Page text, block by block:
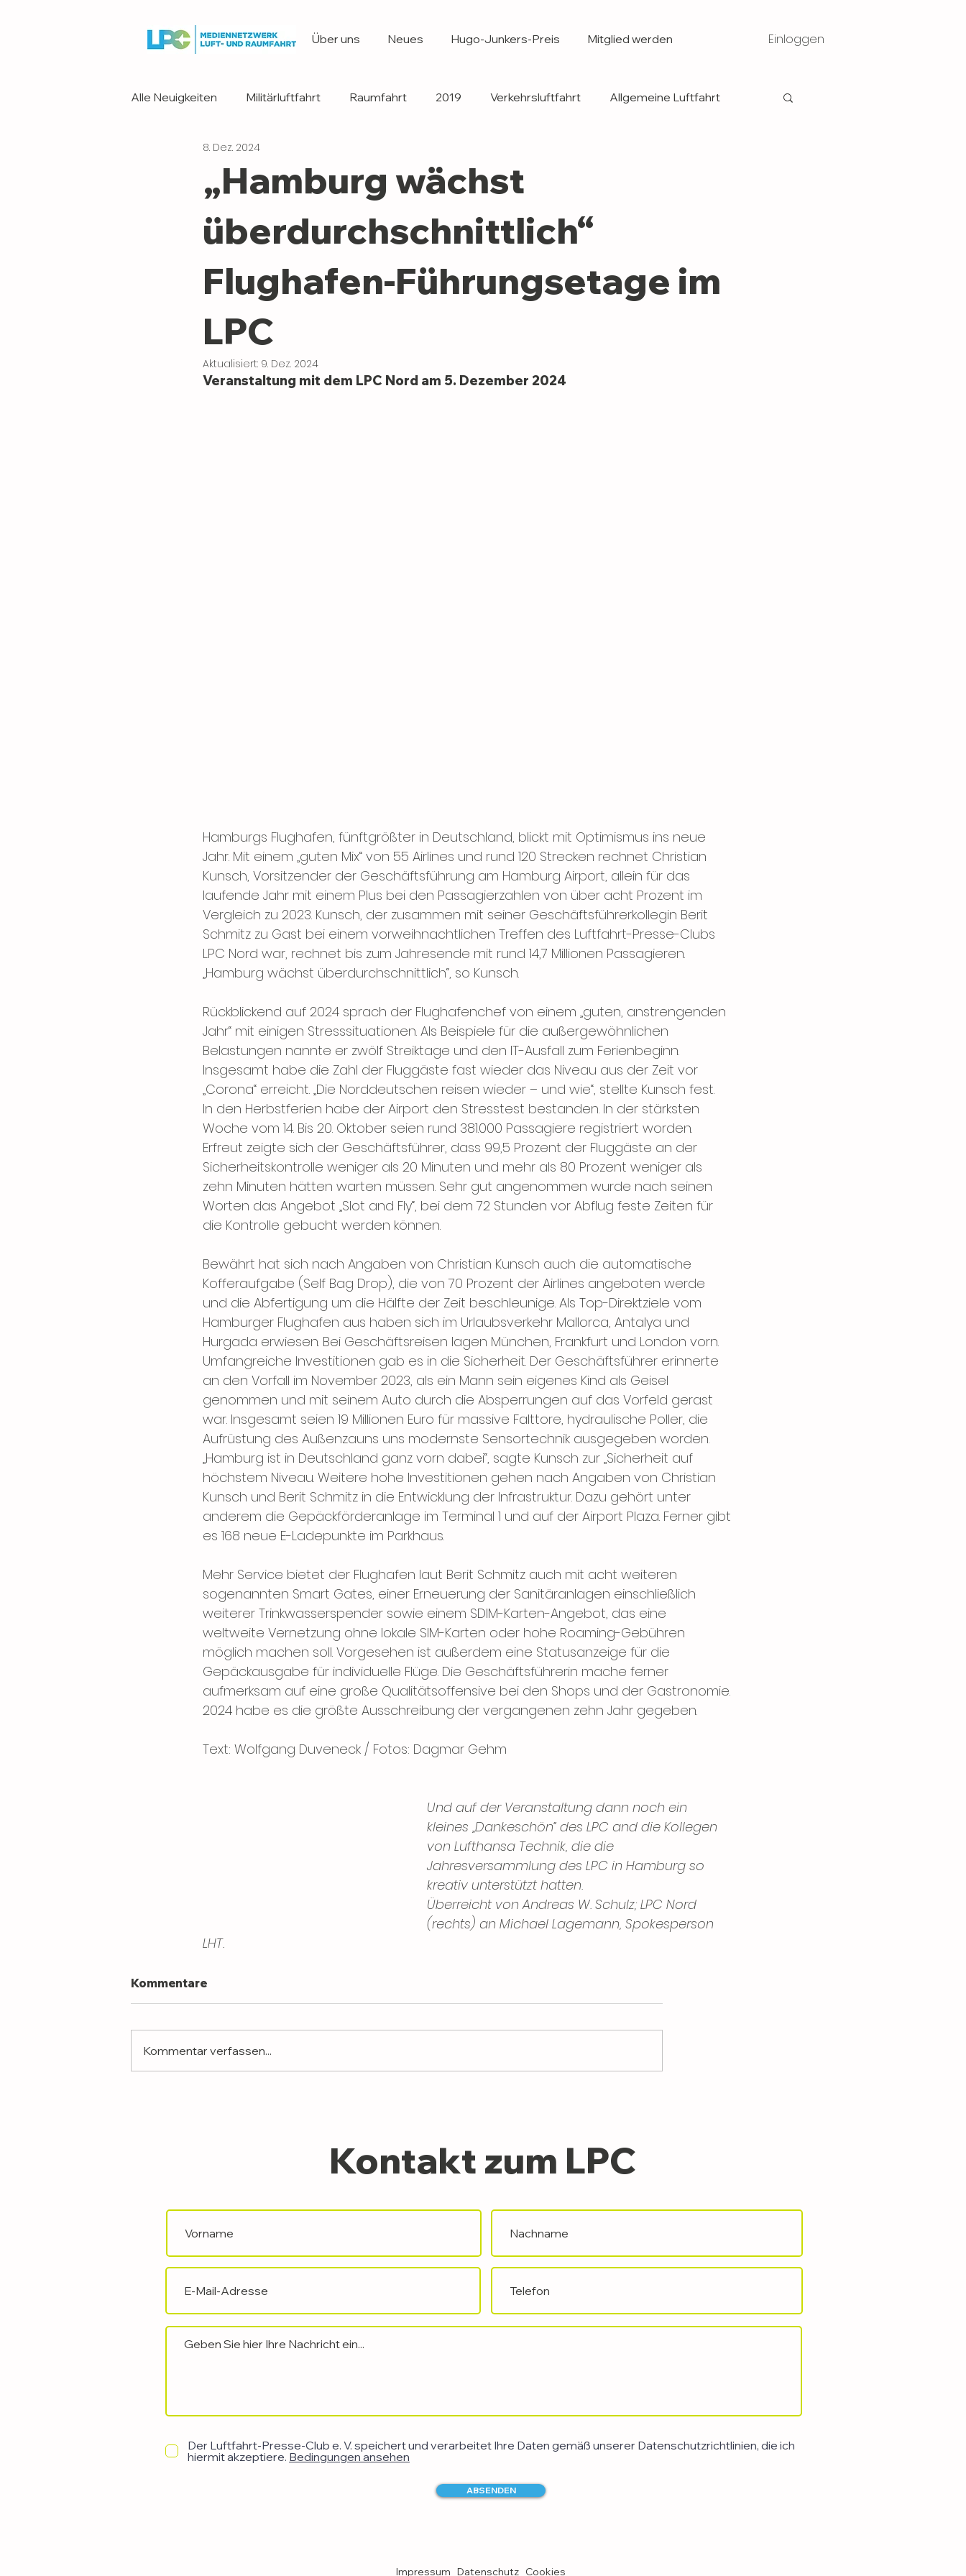
Über uns Neues Hugo-Junkers-Preis Mitglied werden Einloggen
Alle Neuigkeiten Militärluftfahrt Raumfahrt 2019 Verkehrsluftfahrt Allgemeine Luftfahrt
Flugsicherung
2014 2012 2013 2015 Hugo Junkers Preis
„Hamburg wächst
überdurchschnittlich“
Flughafen-Führungsetage im
LPC
8. Dez. 2024
Aktualisiert: 9. Dez. 2024
Veranstaltung mit dem LPC Nord am 5. Dezember 2024
Hamburgs Flughafen, fünftgrößter in Deutschland, blickt mit Optimismus ins neue
Jahr. Mit einem „guten Mix“ von 55 Airlines und rund 120 Strecken rechnet Christian
Kunsch, Vorsitzender der Geschäftsführung am Hamburg Airport, allein für das
laufende Jahr mit einem Plus bei den Passagierzahlen von über acht Prozent im
Vergleich zu 2023. Kunsch, der zusammen mit seiner Geschäftsführerkollegin Berit
Schmitz zu Gast bei einem vorweihnachtlichen Treffen des Luftfahrt-Presse-Clubs
LPC Nord war, rechnet bis zum Jahresende mit rund 14,7 Millionen Passagieren.
„Hamburg wächst überdurchschnittlich“, so Kunsch.
Rückblickend auf 2024 sprach der Flughafenchef von einem „guten, anstrengenden
Jahr“ mit einigen Stresssituationen. Als Beispiele für die außergewöhnlichen
Belastungen nannte er zwölf Streiktage und den IT-Ausfall zum Ferienbeginn.
Insgesamt habe die Zahl der Fluggäste fast wieder das Niveau aus der Zeit vor
„Corona“ erreicht. „Die Norddeutschen reisen wieder – und wie“, stellte Kunsch fest.
In den Herbstferien habe der Airport den Stresstest bestanden. In der stärksten
Woche vom 14. Bis 20. Oktober seien rund 381.000 Passagiere registriert worden.
Erfreut zeigte sich der Geschäftsführer, dass 99,5 Prozent der Fluggäste an der
Sicherheitskontrolle weniger als 20 Minuten und mehr als 80 Prozent weniger als
zehn Minuten hätten warten müssen. Sehr gut angenommen wurde nach seinen
Worten das Angebot „Slot and Fly“, bei dem 72 Stunden vor Abflug feste Zeiten für
die Kontrolle gebucht werden können.
Bewährt hat sich nach Angaben von Christian Kunsch auch die automatische
Kofferaufgabe (Self Bag Drop), die von 70 Prozent der Airlines angeboten werde
und die Abfertigung um die Hälfte der Zeit beschleunige. Als Top-Direktziele vom
Hamburger Flughafen aus haben sich im Urlaubsverkehr Mallorca, Antalya und
Hurgada erwiesen. Bei Geschäftsreisen lagen München, Frankfurt und London vorn.
Umfangreiche Investitionen gab es in die Sicherheit. Der Geschäftsführer erinnerte
an den Vorfall im November 2023, als ein Mann sein eigenes Kind als Geisel
genommen und mit seinem Auto durch die Absperrungen auf das Vorfeld gerast
war. Insgesamt seien 19 Millionen Euro für massive Falttore, hydraulische Poller, die
Aufrüstung des Außenzauns uns modernste Sensortechnik ausgegeben worden.
„Hamburg ist in Deutschland ganz vorn dabei“, sagte Kunsch zur „Sicherheit auf
höchstem Niveau. Weitere hohe Investitionen gehen nach Angaben von Christian
Kunsch und Berit Schmitz in die Entwicklung der Infrastruktur. Dazu gehört unter
anderem die Gepäckförderanlage im Terminal 1 und auf der Airport Plaza. Ferner gibt
es 168 neue E-Ladepunkte im Parkhaus.
Mehr Service bietet der Flughafen laut Berit Schmitz auch mit acht weiteren
sogenannten Smart Gates, einer Erneuerung der Sanitäranlagen einschließlich
weiterer Trinkwasserspender sowie einem SDIM-Karten-Angebot, das eine
weltweite Vernetzung ohne lokale SIM-Karten oder hohe Roaming-Gebühren
möglich machen soll. Vorgesehen ist außerdem eine Statusanzeige für die
Gepäckausgabe für individuelle Flüge. Die Geschäftsführerin mache ferner
aufmerksam auf eine große Qualitätsoffensive bei den Shops und der Gastronomie.
2024 habe es die größte Ausschreibung der vergangenen zehn Jahr gegeben.
Text: Wolfgang Duveneck / Fotos: Dagmar Gehm
Und auf der Veranstaltung dann noch ein
kleines „Dankeschön“ des LPC and die Kollegen
von Lufthansa Technik, die die
Jahresversammlung des LPC in Hamburg so
kreativ unterstützt hatten.
Überreicht von Andreas W. Schulz; LPC Nord
(rechts) an Michael Lagemann, Spokesperson
LHT.
Kommentare
Kommentar verfassen...
Kontakt zum LPC
Der Luftfahrt-Presse-Club e. V. speichert und verarbeitet Ihre Daten gemäß unserer Datenschutzrichtlinien, die ich
hiermit akzeptiere. Bedingungen ansehen
ABSENDEN
Impressum Datenschutz Cookies